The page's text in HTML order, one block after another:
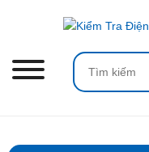
Search
for: